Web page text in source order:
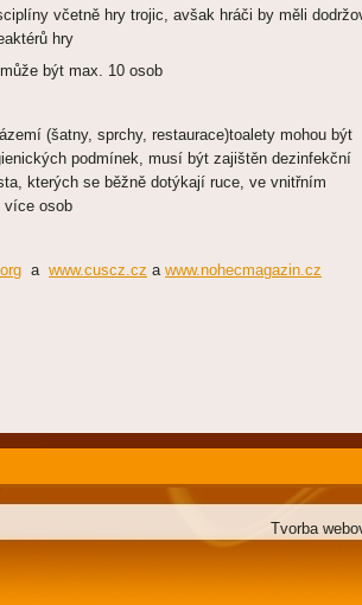
včetně hry trojic, avšak hráči by měli
hry
být max. 10 osob
(šatny, sprchy, restaurace)toalety mohou být
podmínek, musí být zajištěn dezinfekční
kterých se běžně dotýkají ruce, ve vnitřním
více osob
a www.cuscz.cz a www.nohecmagazin.cz
Tvorba